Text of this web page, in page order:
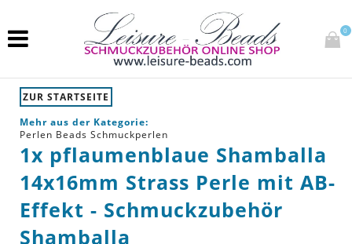
0
ZUR STARTSEITE
Mehr aus der Kategorie:
Perlen Beads Schmuckperlen
1x pflaumenblaue Shamballa
14x16mm Strass Perle mit AB-
Effekt - Schmuckzubehör
Shamballa